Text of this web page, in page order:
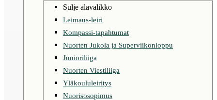
Sulje alavalikko
Leimaus-leiri
Kompassi-tapahtumat
Nuorten Jukola ja Superviikonloppu
Junioriliiga
Nuorten Viestiliiga
Yläkoululeiritys
Nuorisosopimus